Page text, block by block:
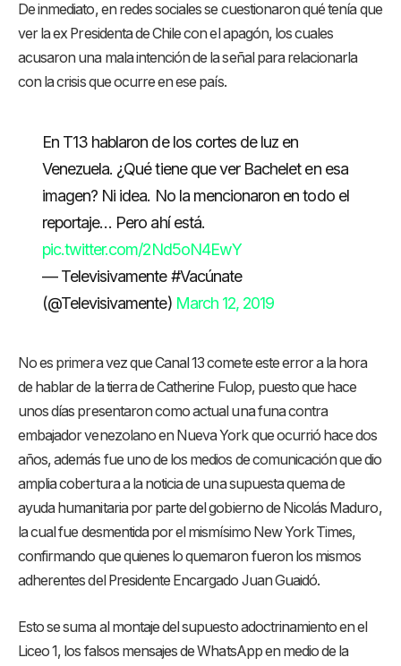
De inmediato, en redes sociales se cuestionaron qué tenía que
ver la ex Presidenta de Chile con el apagón, los cuales
acusaron una mala intención de la señal para relacionarla
con la crisis que ocurre en ese país.
En T13 hablaron de los cortes de luz en
Venezuela. ¿Qué tiene que ver Bachelet en esa
imagen? Ni idea. No la mencionaron en todo el
reportaje… Pero ahí está.
pic.twitter.com/2Nd5oN4EwY
— Televisivamente #Vacúnate
(@Televisivamente) March 12, 2019
No es primera vez que Canal 13 comete este error a la hora
de hablar de la tierra de Catherine Fulop, puesto que hace
unos días presentaron como actual una funa contra
embajador venezolano en Nueva York que ocurrió hace dos
años, además fue uno de los medios de comunicación que dio
amplia cobertura a la noticia de una supuesta quema de
ayuda humanitaria por parte del gobierno de Nicolás Maduro,
la cual fue desmentida por el mismísimo New York Times,
confirmando que quienes lo quemaron fueron los mismos
adherentes del Presidente Encargado Juan Guaidó.
Esto se suma al montaje del supuesto adoctrinamiento en el
Liceo 1, los falsos mensajes de WhatsApp en medio de la